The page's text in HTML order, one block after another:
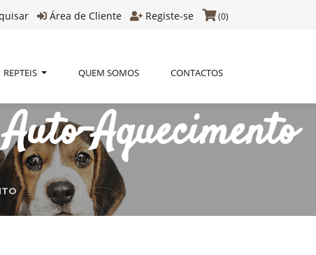
Área de Cliente Registe-se (0)
REPTEIS QUEM SOMOS CONTACTOS
Aquecimento